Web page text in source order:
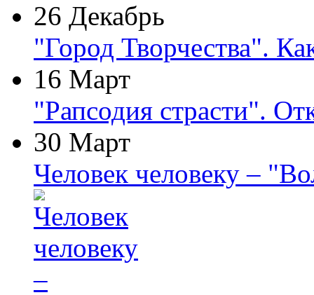
26 Декабрь
"Город Творчества".
16 Март
"Рапсодия страсти".
30 Март
Человек человеку –